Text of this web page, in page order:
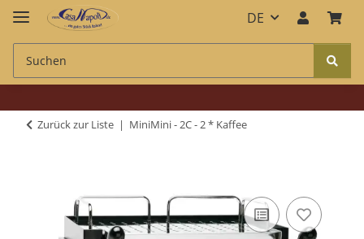
DE
Zurück zur Liste MiniMini - 2C - 2 * Kaffee